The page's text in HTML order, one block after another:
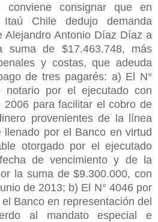
conviene consignar que en
Chile dedujo demanda
Alejandro Antonio Díaz Díaz a
de $17.463.748, más
y costas, que adeuda
de tres pagarés: a) El N°
notario por el ejecutado con
para facilitar el cobro de
provenientes de la línea
llenado por el Banco en virtud
otorgado por el ejecutado
de vencimiento y de la
la suma de $9.300.000, con
de 2013; b) El N° 4046 por
Banco en representación del
al mandato especial e